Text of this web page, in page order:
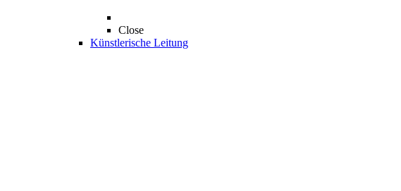
Close
Künstlerische Leitung